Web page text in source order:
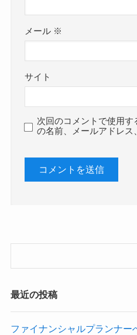
メール ※
サイト
次回のコメントで使用
の名前、メールアドレス
最近の投稿
ファイナンシャルプランナー